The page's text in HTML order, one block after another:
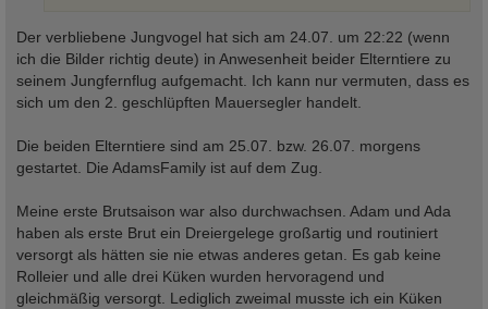
Der verbliebene Jungvogel hat sich am 24.07. um 22:22 (wenn
ich die Bilder richtig deute) in Anwesenheit beider Elterntiere zu
seinem Jungfernflug aufgemacht. Ich kann nur vermuten, dass es
sich um den 2. geschlüpften Mauersegler handelt.
Die beiden Elterntiere sind am 25.07. bzw. 26.07. morgens
gestartet. Die AdamsFamily ist auf dem Zug.
Meine erste Brutsaison war also durchwachsen. Adam und Ada
haben als erste Brut ein Dreiergelege großartig und routiniert
versorgt als hätten sie nie etwas anderes getan. Es gab keine
Rolleier und alle drei Küken wurden hervoragend und
gleichmäßig versorgt. Lediglich zweimal musste ich ein Küken